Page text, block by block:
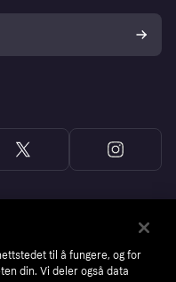
til å fungere, og for
din. Vi deler også data